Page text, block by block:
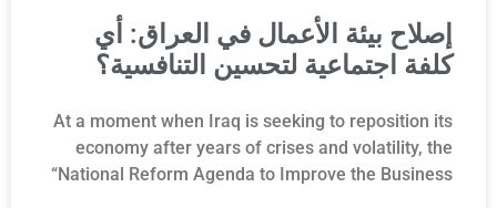
إصلاح بيئة الأعمال في العراق: أي
كلفة اجتماعية لتحسين التنافسية؟
At a moment when Iraq is seeking to reposition its
economy after years of crises and volatility, the
“National Reform Agenda to Improve the Business